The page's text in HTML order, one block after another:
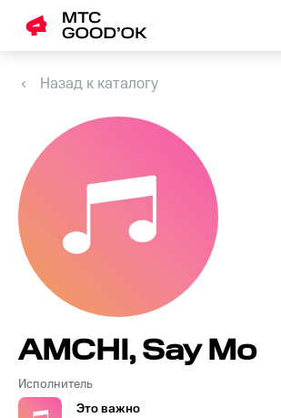
Назад к каталогу
Исполнитель
AMCHI, Say Mo
Это важно